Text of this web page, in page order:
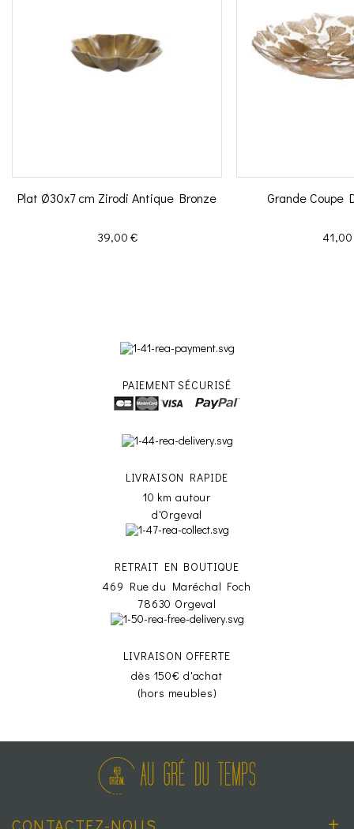
Plat Ø30x7 cm Zirodi Antique Bronze
Prix
39,00 €
Grande Coupe
Prix
PAIEMENT SÉCURISÉ
LIVRAISON RAPIDE
10 km autour
d'Orgeval
RETRAIT EN BOUTIQUE
469 Rue du Maréchal Foch
78630 Orgeval
LIVRAISON OFFERTE
dès 150€ d'achat
(hors meubles)
CONTACTEZ-NOUS